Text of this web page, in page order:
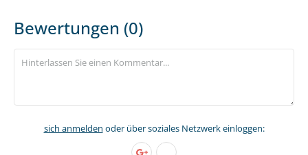
Bewertungen (0)
sich anmelden oder über soziales Netzwerk einloggen: